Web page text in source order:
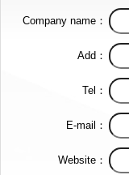
Company name：
Add：
Tel：
E-mail：
Website：